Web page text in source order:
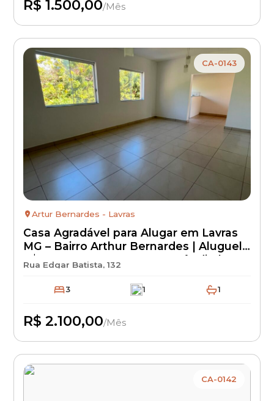
R$ 1.500,00/Mês
CA-0143
Artur Bernardes - Lavras
Casa Agradável para Alugar em Lavras
MG – Bairro Arthur Bernardes | Aluguel
R$ 2.100 + IPTU + Seguro Incêndio |
Localização
Rua Edgar Batista, 132
3 1 1
R$ 2.100,00/Mês
CA-0142